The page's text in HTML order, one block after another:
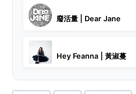
廢活量 | Dear Jane
Hey Feanna | 黃淑蔓